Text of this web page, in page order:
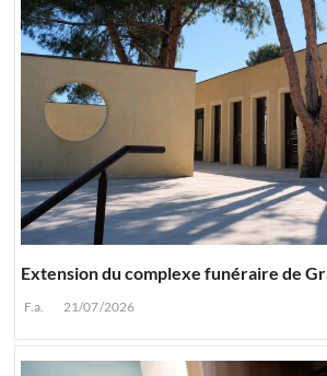
Extension du complexe funéraire de
F.a. 21/07/2026